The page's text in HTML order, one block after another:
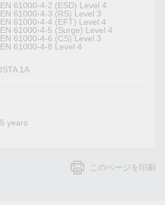
EN 61000-4-2 (ESD) Level 4
EN 61000-4-3 (RS) Level 3
EN 61000-4-4 (EFT) Level 4
EN 61000-4-5 (Surge) Level 4
EN 61000-4-6 (CS) Level 3
EN 61000-4-8 Level 4
ISTA 1A
5 years
このページを印刷